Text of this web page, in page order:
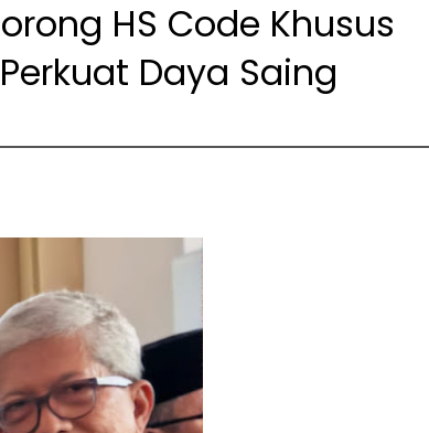
HS Code Khusus
Daya Saing